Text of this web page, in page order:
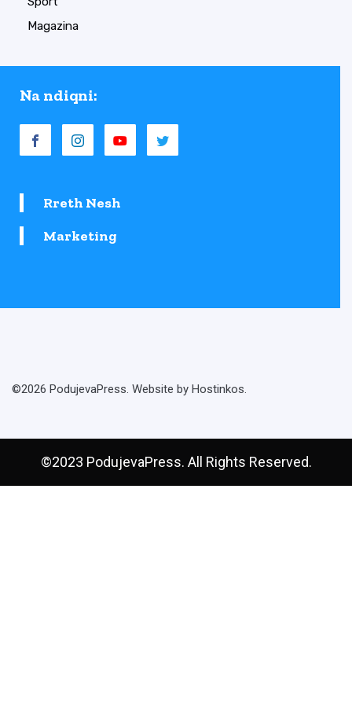
Magazina
Na ndiqni:
Rreth Nesh
Marketing
©2026 PodujevaPress. Website by Hostinkos.
©2023 PodujevaPress. All Rights Reserved.